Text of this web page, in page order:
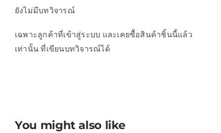
ยังไม่มีบทวิจารณ์
เฉพาะลูกค้าที่เข้าสู่ระบบ และเคยซื้อสินค้าชิ้นนี้แล้ว
เท่านั้น ที่เขียนบทวิจารณ์ได้
You might also like